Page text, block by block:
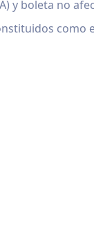
y boleta no
como